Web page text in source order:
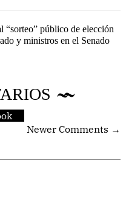
“sorteo” público de elección
y ministros en el Senado
Newer Comments →